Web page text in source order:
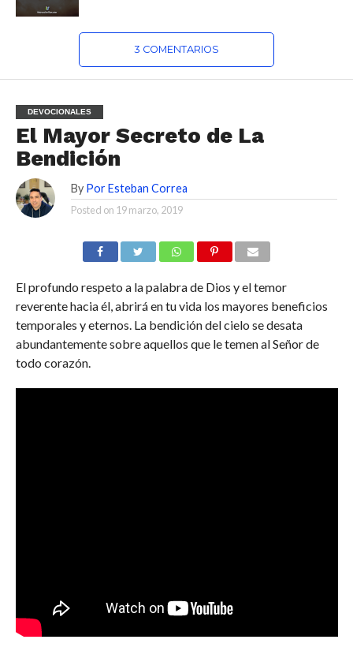
3 COMENTARIOS
DEVOCIONALES
El Mayor Secreto de La
Bendición
By Por Esteban Correa
Posted on 19 marzo, 2019
El profundo respeto a la palabra de Dios y el temor
reverente hacia él, abrirá en tu vida los mayores beneficios
temporales y eternos. La bendición del cielo se desata
abundantemente sobre aquellos que le temen al Señor de
todo corazón.